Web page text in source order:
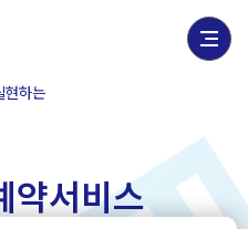
하는
약서비스